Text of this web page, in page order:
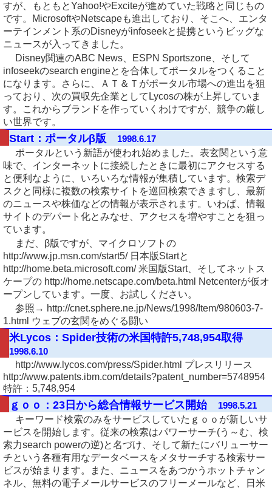
すが、もともとYahoo!やExciteが進めていた戦略と同じもの
です。MicrosoftやNetscapeも進出しており、そこへ、エンタ
ーテインメント系のDisneyがinfoseekと提携というビッグな
ニュースが入ってきました。
Disney関連のABC News、ESPN Sportszone、そして
infoseekのsearch engineとを合体してポータルをつくること
になります。さらに、ＡＴ＆Ｔがポータル市場への進出を狙
っており、次の買収先企業としてLycosの株が上昇していま
す。これからブランドを作っていくわけですが、競争の厳し
い世界です。
Start：ポータルβ版
1998.6.17
ポータルという新語が使われ始めました。表玄関という意
味で、インターネットに接続したときに最初にアクセスする
と便利なように、いろいろな情報が集積しています。検索デ
スクと同様に複数の検索サイトを巡回検索できますし、最新
のニュースや株価などの情報が表示されます。いわば、情報
サイトのデパート化とみなせ、アクセスを増やすことを狙っ
ています。
まだ、β版ですが、マイクロソフトの
http://www.jp.msn.com/start5/ 日本版Startと
http://home.beta.microsoft.com/ 米国版Start、そしてネットス
ケープの http://home.netscape.com/beta.html Netcenterが仮オ
ープンしています。一度、お試しください。
参照→ http://cnet.sphere.ne.jp/News/1998/Item/980603-7-
1.html ウェブの玄関をめぐる闘い
米Lycos：Spider技術の米国特許5,748,954取得
1998.6.10
http://www.lycos.com/press/Spider.html プレスリリース
http://www.patents.ibm.com/details?patent_number=5748954
特許：5,748,954
ｇｏｏ：23日から総合情報サービス開始
1998.5.21
キーワード検索のみをサービスしていたｇｏｏが新しいサ
ービスを開始します。従来の検索はパワーサーチ(う～む、検
索力search powerの逆)と名づけ、そして新たにバリューサー
チという各種有用なデータベースをメタサーチする検索サー
ビスが始まります。また、ニュースをあつかうホットチャン
ネル、無料の電子メールサービスのフリーメールなど、日米